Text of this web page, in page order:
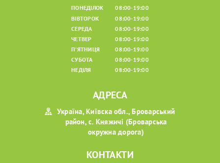
ПОНЕДІЛОК
08:00-19:00
ВІВТОРОК
08:00-19:00
СЕРЕДА
08:00-19:00
ЧЕТВЕР
08:00-19:00
П'ЯТНИЦЯ
08:00-19:00
СУБОТА
08:00-19:00
НЕДІЛЯ
08:00-19:00
АДРЕСА
Україна, Київска обл., Броварський
район, с. Княжичі (Броварська
окружна дорога)
КОНТАКТИ